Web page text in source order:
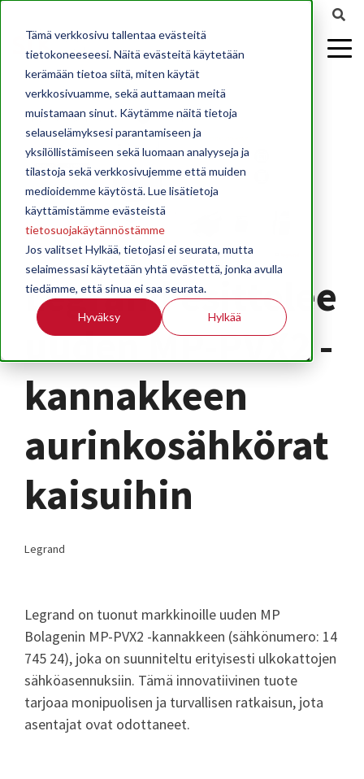
Tämä verkkosivu tallentaa evästeitä
tietokoneeseesi. Näitä evästeitä käytetään
kerämään tietoa siitä, miten käytät
verkkosivuamme, sekä auttamaan meitä
muistamaan sinut. Käytämme näitä tietoja
selauselämyksesi parantamiseen ja
yksilöllistämiseen sekä luomaan analyyseja ja
tilastoja sekä verkkosivujemme että muiden
medioidemme käytöstä. Lue lisätietoja
käyttämistämme evästeistä
tietosuojakäytännöstämme
Jos valitset Hylkää, tietojasi ei seurata, mutta
selaimessasi käytetään yhtä evästettä, jonka avulla
tiedämme, että sinua ei saa seurata.
Hyväksy Hylkää
Legrand esittelee
uuden MP-PVX2 -
kannakkeen
aurinkosähkörat
kaisuihin
Legrand
Legrand on tuonut markkinoille uuden MP
Bolagenin MP-PVX2 -kannakkeen (sähkönumero: 14
745 24), joka on suunniteltu erityisesti ulkokattojen
sähköasennuksiin. Tämä innovatiivinen tuote
tarjoaa monipuolisen ja turvallisen ratkaisun, jota
asentajat ovat odottaneet.